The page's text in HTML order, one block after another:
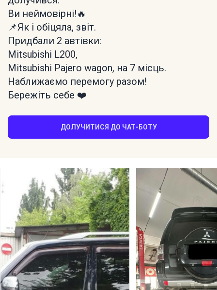
Ви неймовірні!🔥
📌Як і обіцяла, звіт.
Придбали 2 автівки:
Mitsubishi L200,
Mitsubishi Pajero wagon, на 7 місць.
Наближаємо перемогу разом!
Бережіть себе ❤️
ДОЛУЧИТИСЯ ДО ЧАТ-БОТУ